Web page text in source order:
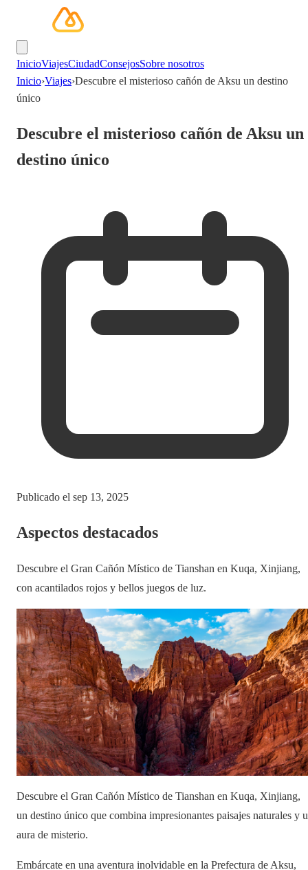
InicioViajesCiudadConsejosSobre nosotros
Inicio›Viajes›Descubre el misterioso cañón de Aksu un destino
único
Descubre el misterioso cañón de Aksu un
destino único
Publicado el sep 13, 2025
Aspectos destacados
Descubre el Gran Cañón Místico de Tianshan en Kuqa, Xinjiang,
con acantilados rojos y bellos juegos de luz.
Descubre el Gran Cañón Místico de Tianshan en Kuqa, Xinjiang,
un destino único que combina impresionantes paisajes naturales y
aura de misterio.
Embárcate en una aventura inolvidable en la Prefectura de Aksu,